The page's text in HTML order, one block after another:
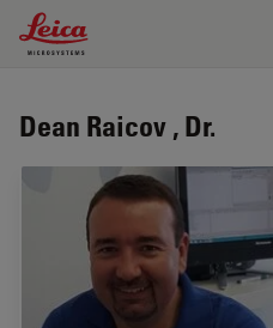
Leica Microsystems Logo
Dean Raicov , Dr.